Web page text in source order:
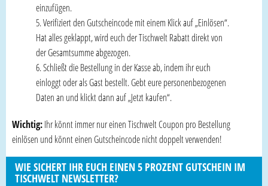
einzufügen.
Verifiziert den Gutscheincode mit einem Klick auf „Einlösen“.
Hat alles geklappt, wird euch der Tischwelt Rabatt direkt von
der Gesamtsumme abgezogen.
Schließt die Bestellung in der Kasse ab, indem ihr euch
einloggt oder als Gast bestellt. Gebt eure personenbezogenen
Daten an und klickt dann auf „Jetzt kaufen“.
Wichtig:Ihr könnt immer nur einen Tischwelt Coupon pro Bestellung
einlösen und könnt einen Gutscheincode nicht doppelt verwenden!
WIE SICHERT IHR EUCH EINEN 5 PROZENT GUTSCHEIN IM
TISCHWELT NEWSLETTER?